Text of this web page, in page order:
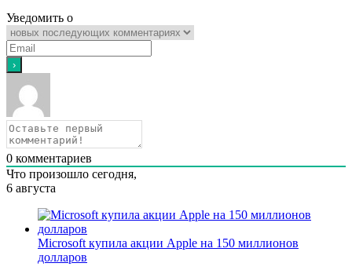
Уведомить о
0 комментариев
Что произошло сегодня,
6 августа
Microsoft купила акции Apple на 150 миллионов
долларов